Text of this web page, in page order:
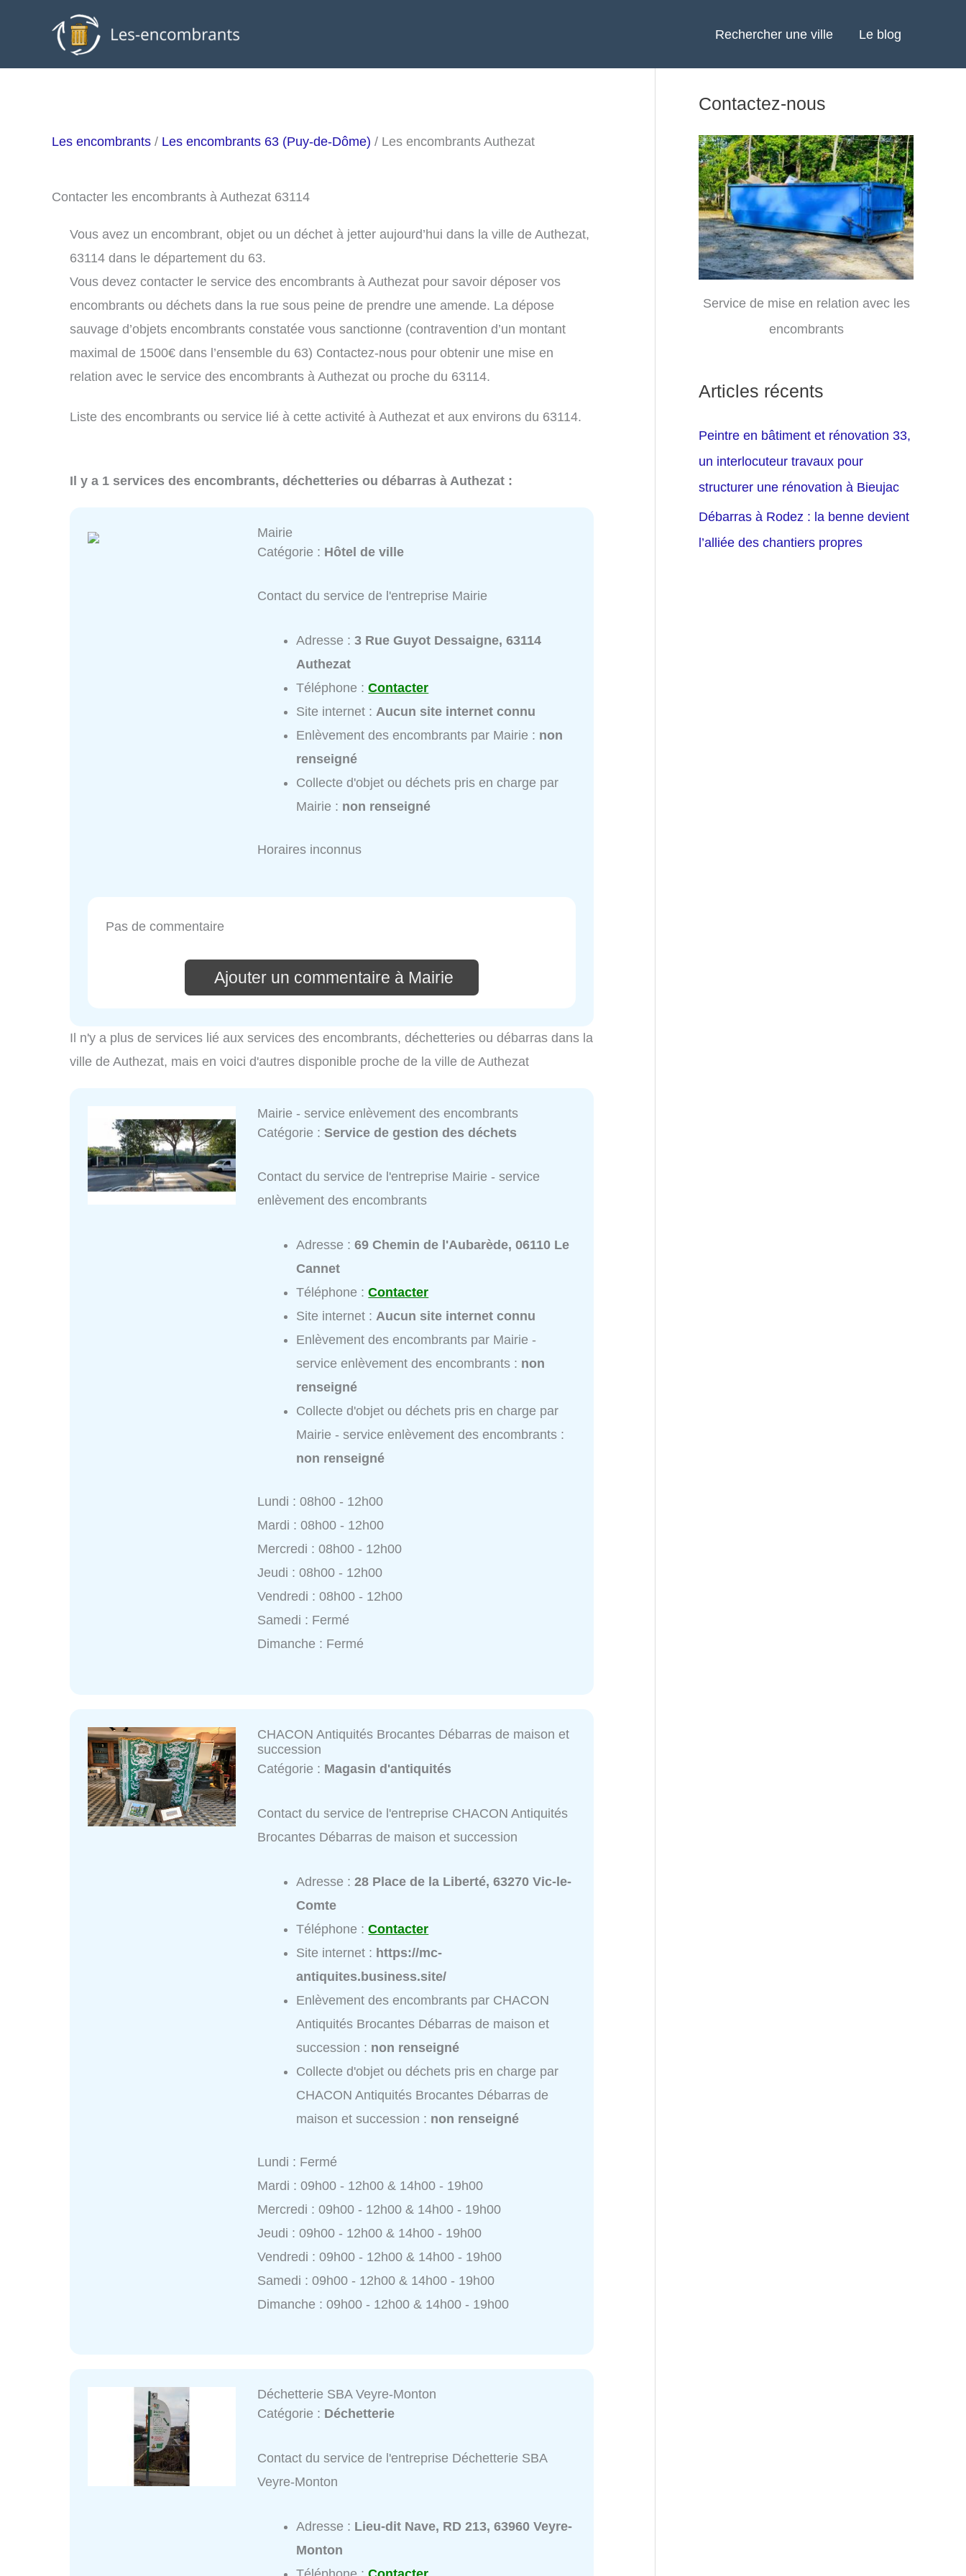
Rechercher une ville Le blog
Les encombrants / Les encombrants 63 (Puy-de-Dôme) / Les encombrants Authezat
Contacter les encombrants à Authezat 63114
Vous avez un encombrant, objet ou un déchet à jetter aujourd’hui dans la ville de Authezat,
63114 dans le département du 63.
Vous devez contacter le service des encombrants à Authezat pour savoir déposer vos
encombrants ou déchets dans la rue sous peine de prendre une amende. La dépose
sauvage d’objets encombrants constatée vous sanctionne (contravention d’un montant
maximal de 1500€ dans l’ensemble du 63) Contactez-nous pour obtenir une mise en
relation avec le service des encombrants à Authezat ou proche du 63114.
Liste des encombrants ou service lié à cette activité à Authezat et aux environs du 63114.
Il y a 1 services des encombrants, déchetteries ou débarras à Authezat :
Mairie
Catégorie : Hôtel de ville
Contact du service de l'entreprise Mairie
Adresse :3 Rue Guyot Dessaigne, 63114
Authezat
Téléphone :Contacter
Site internet :Aucun site internet connu
Enlèvement des encombrants par Mairie : non
renseigné
Collecte d'objet ou déchets pris en charge par
Mairie : non renseigné
Horaires inconnus
Pas de commentaire
Ajouter un commentaire à Mairie
Il n'y a plus de services lié aux services des encombrants, déchetteries ou débarras dans la
ville de Authezat, mais en voici d'autres disponible proche de la ville de Authezat
Mairie - service enlèvement des encombrants
Catégorie :Service de gestion des déchets
Contact du service de l'entreprise Mairie - service
enlèvement des encombrants
Adresse :69 Chemin de l'Aubarède, 06110 Le
Cannet
Téléphone :Contacter
Site internet :Aucun site internet connu
Enlèvement des encombrants par Mairie -
service enlèvement des encombrants : non
renseigné
Collecte d'objet ou déchets pris en charge par
Mairie - service enlèvement des encombrants :
non renseigné
Lundi : 08h00 - 12h00
Mardi : 08h00 - 12h00
Mercredi : 08h00 - 12h00
Jeudi : 08h00 - 12h00
Vendredi : 08h00 - 12h00
Samedi : Fermé
Dimanche : Fermé
CHACON Antiquités Brocantes Débarras de maison et
succession
Catégorie : Magasin d'antiquités
Contact du service de l'entreprise CHACON Antiquités
Brocantes Débarras de maison et succession
Adresse :28 Place de la Liberté, 63270 Vic-le-
Comte
Téléphone :Contacter
Site internet : https://mc-
antiquites.business.site/
Enlèvement des encombrants par CHACON
Antiquités Brocantes Débarras de maison et
succession : non renseigné
Collecte d'objet ou déchets pris en charge par
CHACON Antiquités Brocantes Débarras de
maison et succession : non renseigné
Lundi : Fermé
Mardi : 09h00 - 12h00 & 14h00 - 19h00
Mercredi : 09h00 - 12h00 & 14h00 - 19h00
Jeudi : 09h00 - 12h00 & 14h00 - 19h00
Vendredi : 09h00 - 12h00 & 14h00 - 19h00
Samedi : 09h00 - 12h00 & 14h00 - 19h00
Dimanche : 09h00 - 12h00 & 14h00 - 19h00
Déchetterie SBA Veyre-Monton
Catégorie : Déchetterie
Contact du service de l'entreprise Déchetterie SBA
Veyre-Monton
Adresse : Lieu-dit Nave, RD 213, 63960 Veyre-
Monton
Contactez-nous
Service de mise en relation avec les
encombrants
Articles récents
Peintre en bâtiment et rénovation 33,
un interlocuteur travaux pour
structurer une rénovation à Bieujac
Débarras à Rodez : la benne devient
l’alliée des chantiers propres